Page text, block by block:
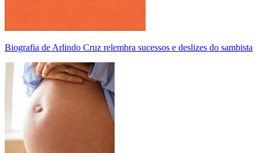
Biografia de Arlindo Cruz relembra sucessos e deslizes do sambista